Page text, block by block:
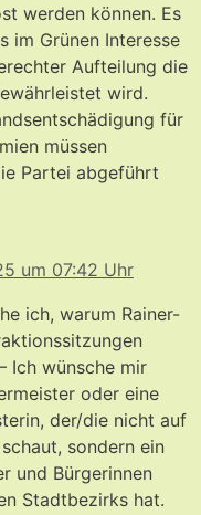
werden können. Es
im Grünen Interesse
Aufteilung die
wird.
für
müssen
Partei abgeführt
um 07:42 Uhr
ich, warum Rainer-
Ich wünsche mir
oder eine
der/die nicht auf
sondern ein
und Bürgerinnen
Stadtbezirks hat.